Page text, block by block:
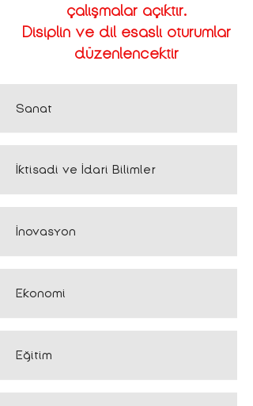
çalışmalar açıktır.
Disiplin ve dil esaslı oturumlar
düzenlencektir
Sanat
İktisadi ve İdari Bilimler
İnovasyon
Ekonomi
Eğitim